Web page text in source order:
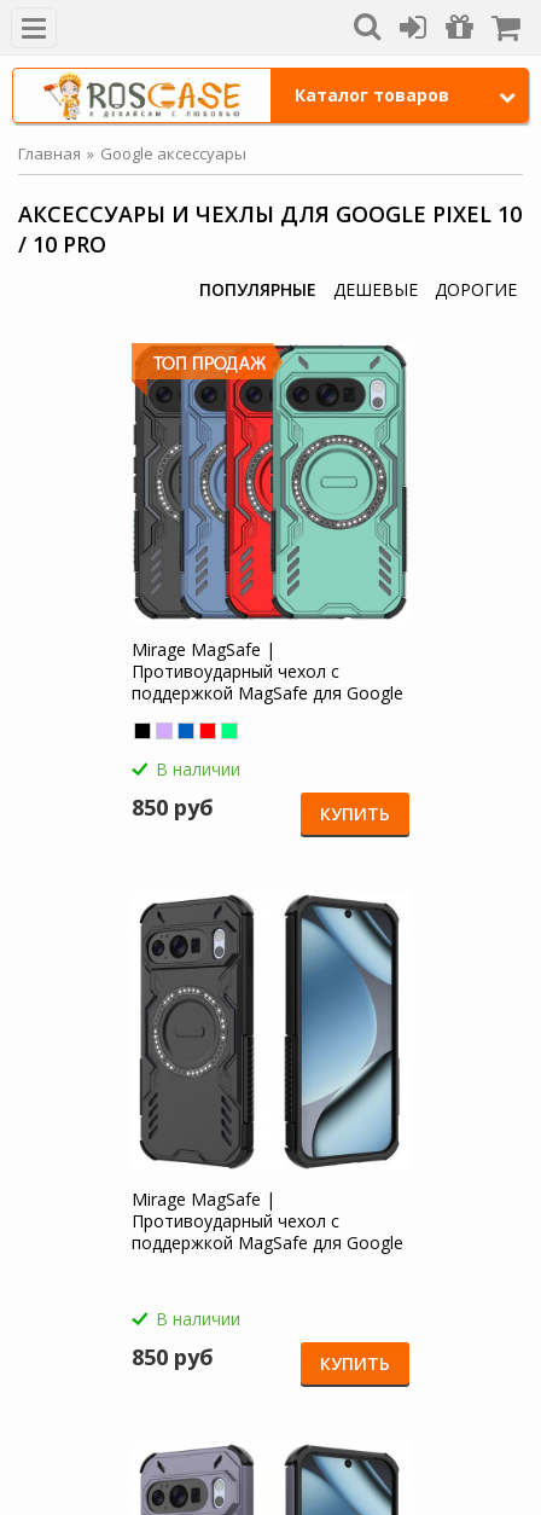
Каталог товаров
Главная Google аксессуары
АКСЕССУАРЫ И ЧЕХЛЫ ДЛЯ GOOGLE PIXEL 10
/ 10 PRO
ПОПУЛЯРНЫЕ ДЕШЕВЫЕ ДОРОГИЕ
Mirage MagSafe |
Противоударный чехол с
поддержкой MagSafe для Google
В наличии
850 руб КУПИТЬ
Mirage MagSafe |
Противоударный чехол с
поддержкой MagSafe для Google
В наличии
850 руб КУПИТЬ